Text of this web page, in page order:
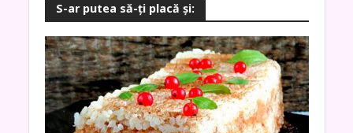
S-ar putea să-ţi placă şi: